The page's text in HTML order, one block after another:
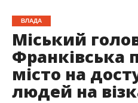
ВЛАДА
Міський
Франківська
місто на
людей на